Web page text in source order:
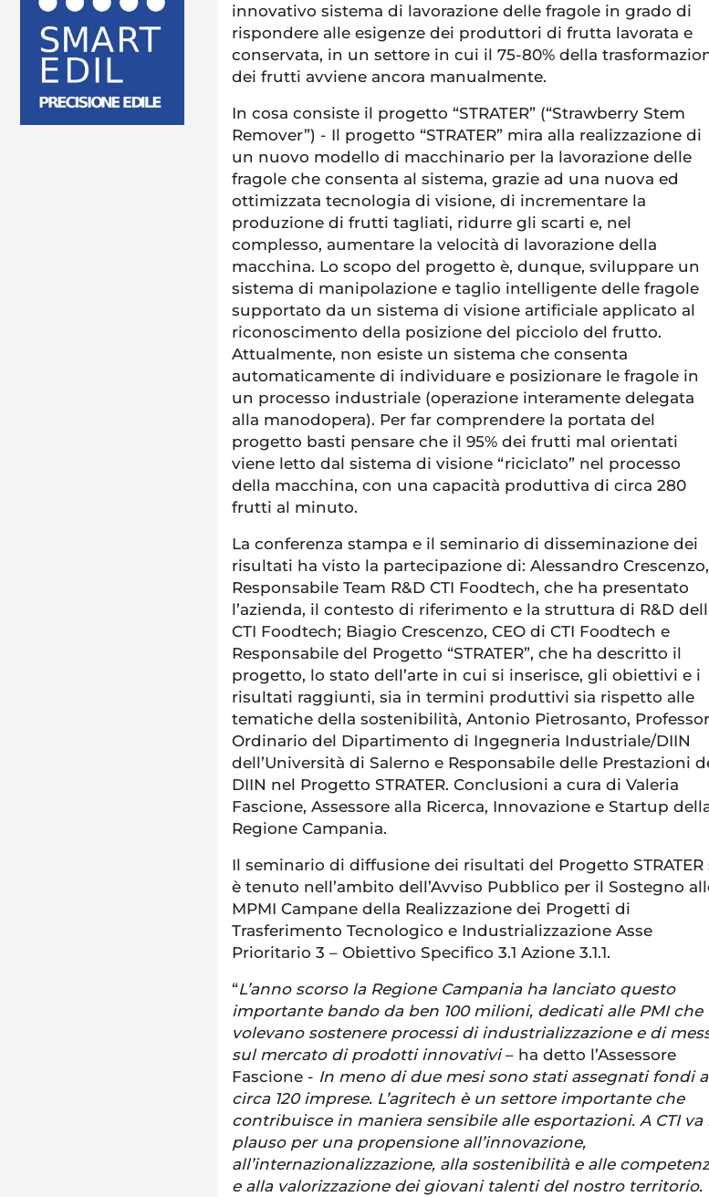
innovativo sistema di lavorazione delle fragole in grado di
rispondere alle esigenze dei produttori di frutta lavorata e
conservata, in un settore in cui il 75-80% della
dei frutti avviene ancora manualmente.
In cosa consiste il progetto “STRATER” (“Strawberry Stem
Remover”) - Il progetto “STRATER” mira alla realizzazione di
un nuovo modello di macchinario per la lavorazione delle
fragole che consenta al sistema, grazie ad una nuova ed
ottimizzata tecnologia di visione, di incrementare la
produzione di frutti tagliati, ridurre gli scarti e, nel
complesso, aumentare la velocità di lavorazione della
macchina. Lo scopo del progetto è, dunque, sviluppare un
sistema di manipolazione e taglio intelligente delle fragole
supportato da un sistema di visione artificiale applicato al
riconoscimento della posizione del picciolo del frutto.
Attualmente, non esiste un sistema che consenta
automaticamente di individuare e posizionare le fragole in
un processo industriale (operazione interamente delegata
alla manodopera). Per far comprendere la portata del
progetto basti pensare che il 95% dei frutti mal orientati
viene letto dal sistema di visione “riciclato” nel processo
della macchina, con una capacità produttiva di circa 280
frutti al minuto.
La conferenza stampa e il seminario di disseminazione dei
risultati ha visto la partecipazione di: Alessandro Crescenzo,
Responsabile Team R&D CTI Foodtech, che ha presentato
l’azienda, il contesto di riferimento e la struttura di R&D
CTI Foodtech; Biagio Crescenzo, CEO di CTI Foodtech e
Responsabile del Progetto “STRATER”, che ha descritto il
progetto, lo stato dell’arte in cui si inserisce, gli obiettivi e i
risultati raggiunti, sia in termini produttivi sia rispetto alle
tematiche della sostenibilità, Antonio Pietrosanto,
Ordinario del Dipartimento di Ingegneria Industriale/DIIN
dell’Università di Salerno e Responsabile delle Prestazioni
DIIN nel Progetto STRATER. Conclusioni a cura di Valeria
Fascione, Assessore alla Ricerca, Innovazione e Startup
Regione Campania.
Il seminario di diffusione dei risultati del Progetto STRATER
è tenuto nell’ambito dell’Avviso Pubblico per il Sostegno
MPMI Campane della Realizzazione dei Progetti di
Trasferimento Tecnologico e Industrializzazione Asse
Prioritario 3 – Obiettivo Specifico 3.1 Azione 3.1.1.
“L’anno scorso la Regione Campania ha lanciato questo
importante bando da ben 100 milioni, dedicati alle PMI che
volevano sostenere processi di industrializzazione e di
sul mercato di prodotti innovativi– ha detto l’Assessore
Fascione - In meno di due mesi sono stati assegnati fondi a
circa 120 imprese. L’agritech è un settore importante che
contribuisce in maniera sensibile alle esportazioni. A CTI va
plauso per una propensione all’innovazione,
all’internazionalizzazione, alla sostenibilità e alle
e alla valorizzazione dei giovani talenti del nostro territorio.